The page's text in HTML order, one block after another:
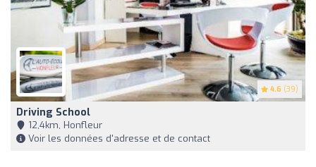
4.6 (39)
Driving School
12,4km, Honfleur
Voir les données d'adresse et de contact